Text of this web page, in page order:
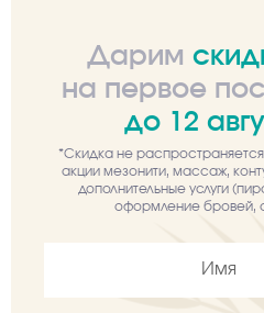
ЭКСКЛЮЗИВ! Рассрочка на
услуги!
Дарим
на первое
до 12
*Скидка не
акции мезонити, массаж,
дополнительные услуги
оформление бровей,